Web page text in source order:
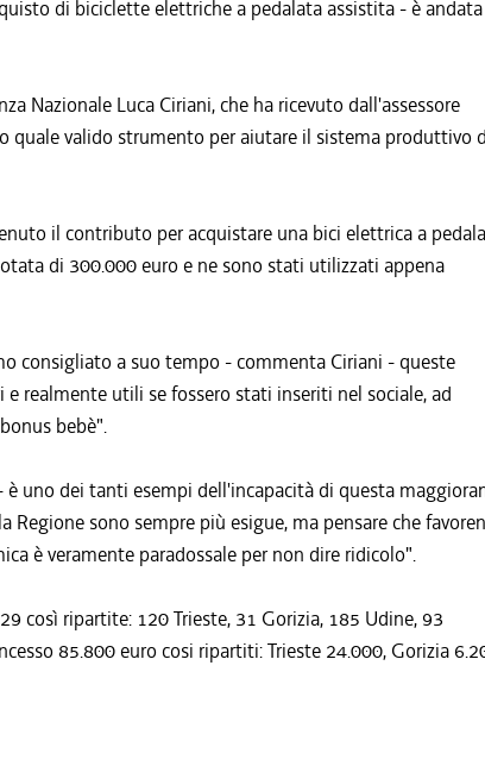
di biciclette elettriche a pedalata assistita - è
Nazionale Luca Ciriani, che ha ricevuto dall'assessore
valido strumento per aiutare il sistema produttivo
il contributo per acquistare una bici elettrica a
di 300.000 euro e ne sono stati utilizzati appena
consigliato a suo tempo - commenta Ciriani - queste
realmente utili se fossero stati inseriti nel sociale, ad
bebè".
uno dei tanti esempi dell'incapacità di questa
sono sempre più esigue, ma pensare che
è veramente paradossale per non dire ridicolo".
così ripartite: 120 Trieste, 31 Gorizia, 185 Udine, 93
85.800 euro cosi ripartiti: Trieste 24.000, Gorizia